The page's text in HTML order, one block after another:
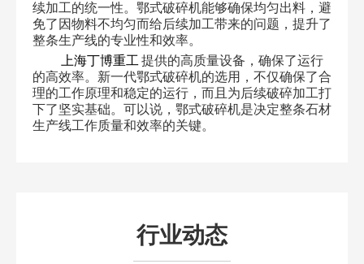
续加工的统一性。鄂式破碎机能够确保均匀出料，避
免了因物料不均匀而给后续加工带来的问题，提升了
整条生产线的专业性和效率。
上海丁博重工 提供的高质量设备，确保了运行
的高效率。新一代鄂式破碎机的选用，不仅确保了合
理的工作原理和稳定的运行，而且为后续破碎加工打
下了坚实基础。可以说，鄂式破碎机是决定整条石材
生产线工作质量和效率的关键。
行业动态